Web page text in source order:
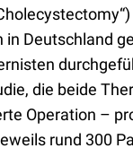
in Deutschland
die beide
Operation –
rund 300